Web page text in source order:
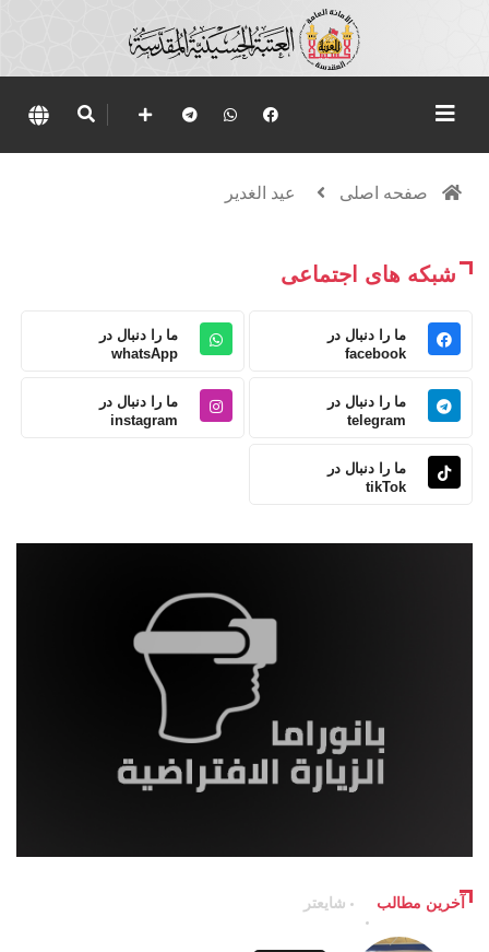
صفحه اصلی عيد الغدير
شبکه های اجتماعی
ما را دنبال در
facebook
ما را دنبال در
whatsApp
ما را دنبال در
telegram
ما را دنبال در
instagram
ما را دنبال در
tikTok
آخرین مطالب شایعتر